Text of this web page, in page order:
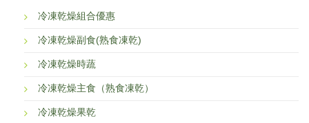
冷凍乾燥組合優惠
冷凍乾燥副食(熟食凍乾)
冷凍乾燥時蔬
冷凍乾燥主食（熟食凍乾）
冷凍乾燥果乾